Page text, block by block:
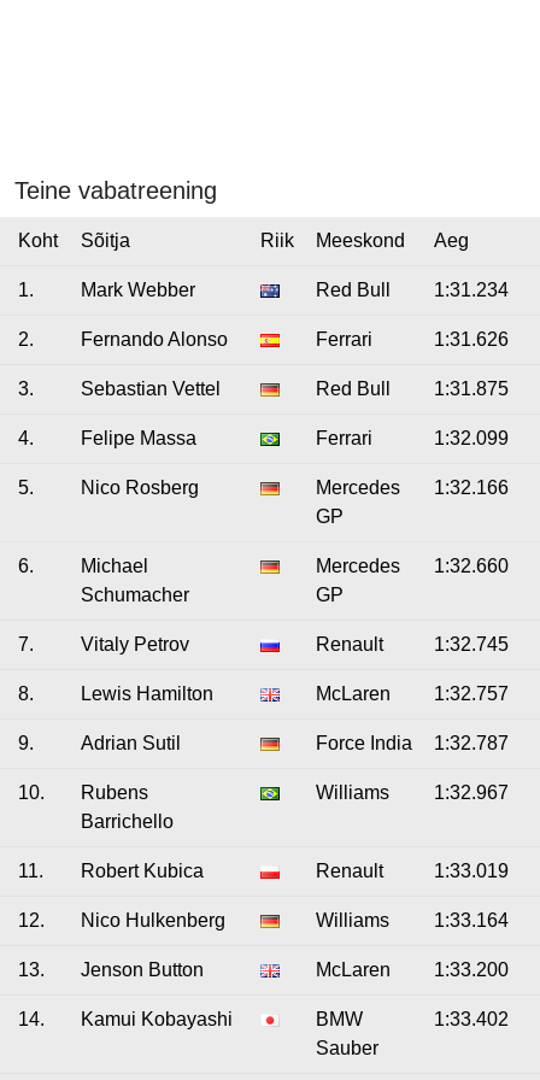
Teine vabatreening
Koht Sõitja Riik Meeskond Aeg
1. Mark Webber Red Bull 1:31.234
2. Fernando Alonso Ferrari 1:31.626
3. Sebastian Vettel Red Bull 1:31.875
4. Felipe Massa Ferrari 1:32.099
5. Nico Rosberg
Mercedes
GP
1:32.166
6.
Michael
Schumacher
Mercedes
GP
1:32.660
7. Vitaly Petrov Renault 1:32.745
8. Lewis Hamilton McLaren 1:32.757
9. Adrian Sutil Force India 1:32.787
10.
Rubens
Barrichello
Williams 1:32.967
11. Robert Kubica Renault 1:33.019
12. Nico Hulkenberg Williams 1:33.164
13. Jenson Button McLaren 1:33.200
14. Kamui Kobayashi
BMW
Sauber
1:33.402